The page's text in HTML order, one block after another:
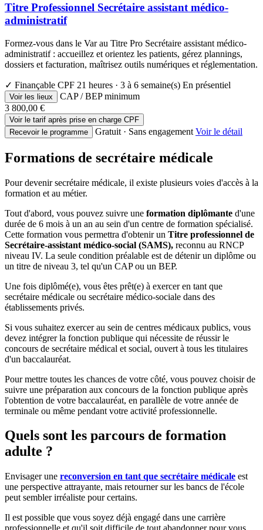
Titre Professionnel Secrétaire assistant médico-
administratif
Formez-vous dans le Var au Titre Pro Secrétaire assistant médico-
administratif : accueillez et orientez les patients, gérez plannings,
dossiers et facturation, maîtrisez outils numériques et réglementation.
✓ Finançable CPF 21 heures · 3 à 6 semaine(s) En présentiel
Voir les lieux
CAP / BEP minimum
3 800,00 €
Voir le tarif après prise en charge CPF
Recevoir le programme
Gratuit · Sans engagement Voir le détail
Formations de secrétaire médicale
Pour devenir secrétaire médicale, il existe plusieurs voies d'accès à la
formation et au métier.
Tout d'abord, vous pouvez suivre une formation diplômante d'une
durée de 6 mois à un an au sein d'un centre de formation spécialisé.
Cette formation vous permettra d'obtenir un Titre professionnel de
Secrétaire-assistant médico-social (SAMS), reconnu au RNCP
niveau IV. La seule condition préalable est de détenir un diplôme ou
un titre de niveau 3, tel qu'un CAP ou un BEP.
Une fois diplômé(e), vous êtes prêt(e) à exercer en tant que
secrétaire médicale ou secrétaire médico-sociale dans des
établissements privés.
Si vous suhaitez exercer au sein de centres médicaux publics, vous
devez intégrer la fonction publique qui nécessite de réussir le
concours de secrétaire médical et social, ouvert à tous les titulaires
d'un baccalauréat.
Pour mettre toutes les chances de votre côté, vous pouvez choisir de
suivre une préparation aux concours de la fonction publique après
l'obtention de votre baccalauréat, en parallèle de votre année de
terminale ou même pendant votre activité professionnelle.
Quels sont les parcours de formation
adulte ?
Envisager une reconversion en tant que secrétaire médicale est
une perspective attrayante, mais retourner sur les bancs de l'école
peut sembler irréaliste pour certains.
Il est possible que vous soyez déjà engagé dans une carrière